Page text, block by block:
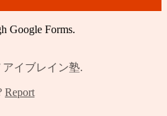
Google Forms.
アイブレイン塾.
Report